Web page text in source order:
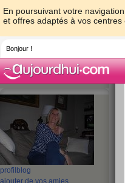
En poursuivant votre
et offres adaptés à vos centres
Bonjour !
profil blog
ajouter de vos amies